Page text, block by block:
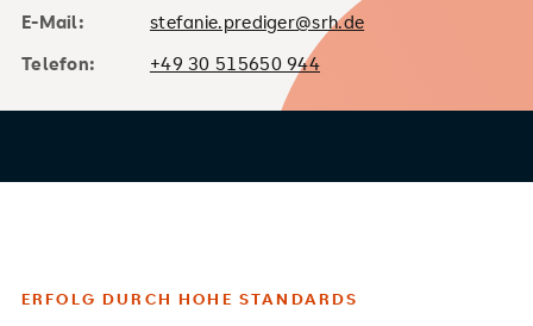
E-Mail:
stefanie.prediger@srh.de
Telefon:
+49 30 515650 944
ERFOLG DURCH HOHE STANDARDS